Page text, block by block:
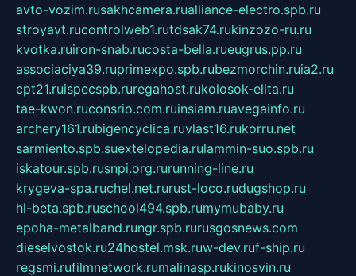
avto-vozim.rusakhcamera.rualliance-electro.spb.ru
stroyavt.rucontrolweb1.rutdsak74.rukinzozo-ru.ru
kvotka.ruiron-snab.rucosta-bella.rueugrus.pp.ru
associaciya39.ruprimexpo.spb.rubezmorchin.ruia2.ru
cpt21.ruispecspb.ruregahost.rukolosok-elita.ru
tae-kwon.ruconsrio.com.ruinsiam.ruavegainfo.ru
archery161.rubigencyclica.ruvlast16.rukorru.net
sarmiento.spb.suextelopedia.rulammin-suo.spb.ru
iskatour.spb.rusnpi.org.rurunning-line.ru
krygeva-spa.ruchel.net.rurust-loco.rudugshop.ru
hl-beta.spb.ruschool494.spb.rumymubaby.ru
epoha-metalband.rungr.spb.rurusgosnews.com
dieselvostok.ru24hostel.msk.ruw-dev.ruf-ship.ru
regsmi.rufilmnetwork.rumalinasp.rukinosvin.ru